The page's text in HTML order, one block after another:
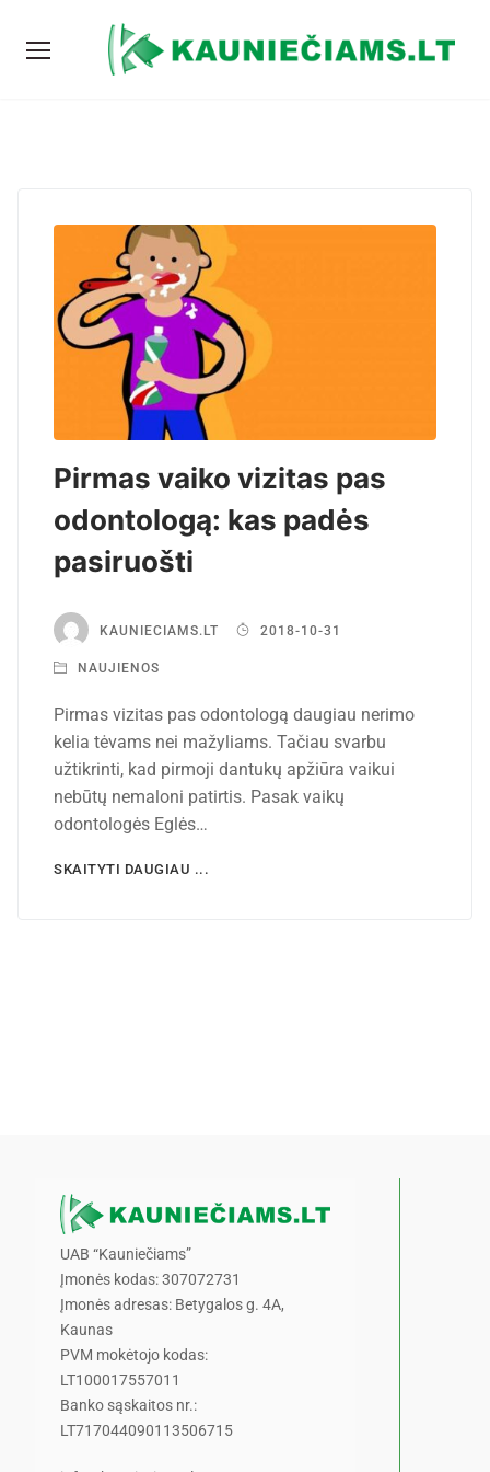
Pirmas vaiko vizitas pas
odontologą: kas padės
pasiruošti
KAUNIECIAMS.LT 2018-10-31
NAUJIENOS
Pirmas vizitas pas odontologą daugiau nerimo
kelia tėvams nei mažyliams. Tačiau svarbu
užtikrinti, kad pirmoji dantukų apžiūra vaikui
nebūtų nemaloni patirtis. Pasak vaikų
odontologės Eglės…
SKAITYTI DAUGIAU ...
UAB “Kauniečiams”
Įmonės kodas: 307072731
Įmonės adresas: Betygalos g. 4A,
Kaunas
PVM mokėtojo kodas:
LT100017557011
Banko sąskaitos nr.:
LT717044090113506715